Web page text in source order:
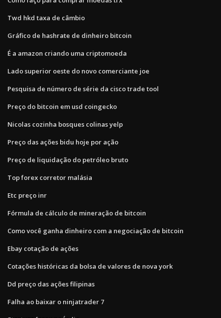
Twd hkd taxa de câmbio
Gráfico de hashrate de dinheiro bitcoin
É a amazon criando uma criptomoeda
Lado superior oeste do novo comerciante joe
Pesquisa de número de série da cisco trade tool
Preço do bitcoin em usd coingecko
Nicolas cozinha bosques colinas yelp
Preço das ações bidu hoje por ação
Preço de liquidação do petróleo bruto
Top forex corretor malásia
Etc preço inr
Fórmula de cálculo de mineração de bitcoin
Como você ganha dinheiro com a negociação de bitcoin
Ebay cotação de ações
Cotações históricas da bolsa de valores de nova york
Dd preço das ações filipinas
Falha ao baixar o ninjatrader 7